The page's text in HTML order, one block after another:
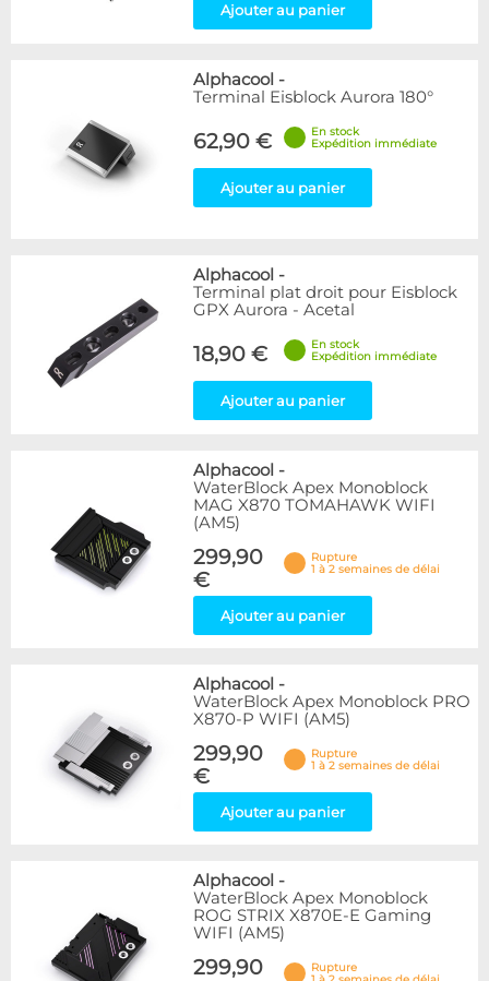
Ajouter au panier
Alphacool -
Terminal Eisblock Aurora 180°
62,90 €
En stock
Expédition immédiate
Ajouter au panier
Alphacool -
Terminal plat droit pour Eisblock
GPX Aurora - Acetal
18,90 €
En stock
Expédition immédiate
Ajouter au panier
Alphacool -
WaterBlock Apex Monoblock
MAG X870 TOMAHAWK WIFI
(AM5)
299,90
€
Rupture
1 à 2 semaines de délai
Ajouter au panier
Alphacool -
WaterBlock Apex Monoblock PRO
X870-P WIFI (AM5)
299,90
€
Rupture
1 à 2 semaines de délai
Ajouter au panier
Alphacool -
WaterBlock Apex Monoblock
ROG STRIX X870E-E Gaming
WIFI (AM5)
299,90
Rupture